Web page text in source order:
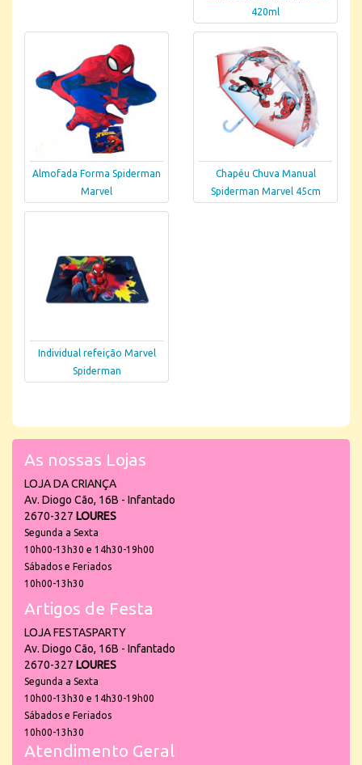
420ml
Almofada Forma Spiderman
Marvel
Chapéu Chuva Manual
Spiderman Marvel 45cm
Individual refeição Marvel
Spiderman
As nossas Lojas
LOJA DA CRIANÇA
Av. Diogo Cão, 16B - Infantado
2670-327 LOURES
Segunda a Sexta
10h00-13h30 e 14h30-19h00
Sábados e Feriados
10h00-13h30
Artigos de Festa
LOJA FESTASPARTY
Av. Diogo Cão, 16B - Infantado
2670-327 LOURES
Segunda a Sexta
10h00-13h30 e 14h30-19h00
Sábados e Feriados
10h00-13h30
Atendimento Geral